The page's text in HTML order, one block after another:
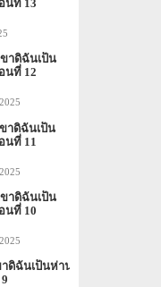
นที่ 13
าดิฉันเป็น
นที่ 12
าดิฉันเป็น
นที่ 11
าดิฉันเป็น
นที่ 10
ดิฉันเป็นห่าน